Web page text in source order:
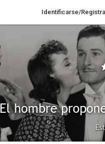
Identificarse/
El hombre